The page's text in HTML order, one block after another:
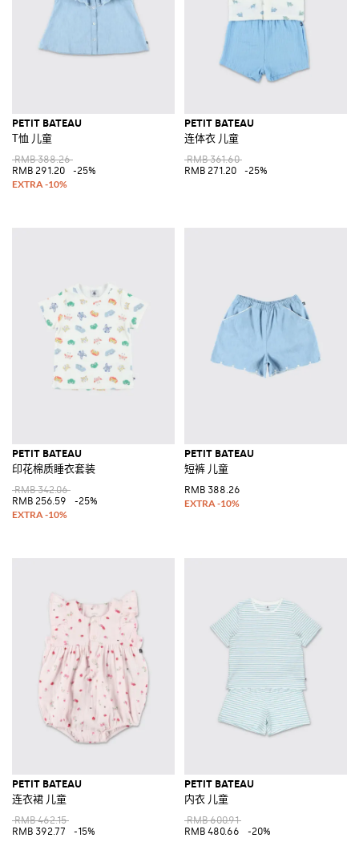
PETIT BATEAU
T恤 儿童
RMB 388.26
RMB 291.20
-25%
PETIT BATEAU
连体衣 儿童
RMB 361.60
RMB 271.20
-25%
PETIT BATEAU
印花棉质睡衣套装
RMB 342.06
RMB 256.59
-25%
PETIT BATEAU
短裤 儿童
RMB 388.26
PETIT BATEAU
连衣裙 儿童
RMB 462.15
RMB 392.77
-15%
PETIT BATEAU
内衣 儿童
RMB 600.91
RMB 480.66
-20%